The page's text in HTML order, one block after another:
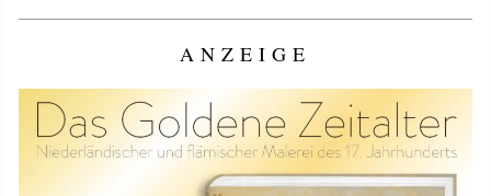
ANZEIGE